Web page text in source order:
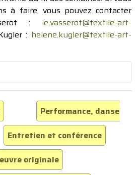
à faire, vous pouvez contacter
: le.vasserot@textile-art-
: helene.kugler@textile-art-
Performance, danse
Entretien et conférence
originale